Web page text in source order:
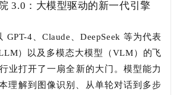
3.0：大模型驱动的新一代引擎
GPT-4、Claude、DeepSeek 等为代表
）以及多模态大模型（VLM）的飞
业打开了一扇全新的大门。模型能力
理解到图像识别、从单轮对话到多步